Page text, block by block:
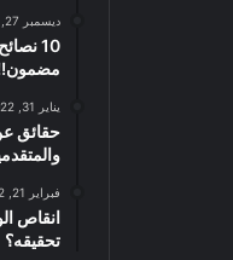
ديسمبر 27, 2021
10
يناير 31, 2022
حقائق
فبراير 21, 2022
انقاص
تحقيقه؟